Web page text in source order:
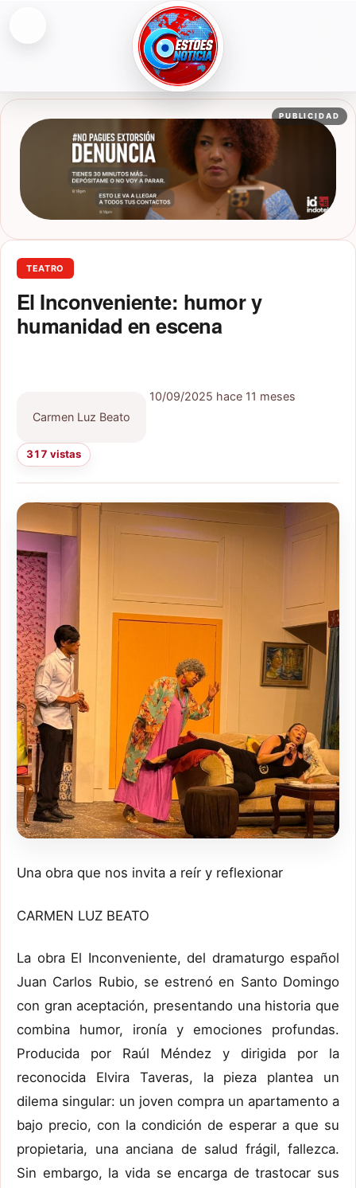
ESTOESNOTICIA|NOTICIAS
PUBLICIDAD
TEATRO
El Inconveniente: humor y
humanidad en escena
Carmen Luz Beato
10/09/2025 hace 11 meses
317 vistas
Una obra que nos invita a reír y reflexionar
CARMEN LUZ BEATO
La obra El Inconveniente, del dramaturgo español
Juan Carlos Rubio, se estrenó en Santo Domingo
con gran aceptación, presentando una historia que
combina humor, ironía y emociones profundas.
Producida por Raúl Méndez y dirigida por la
reconocida Elvira Taveras, la pieza plantea un
dilema singular: un joven compra un apartamento a
bajo precio, con la condición de esperar a que su
propietaria, una anciana de salud frágil, fallezca.
Sin embargo, la vida se encarga de trastocar sus